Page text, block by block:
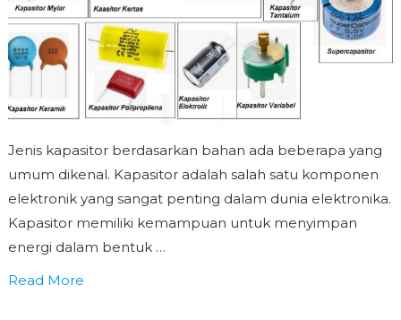
Jenis kapasitor berdasarkan bahan ada beberapa yang
umum dikenal. Kapasitor adalah salah satu komponen
elektronik yang sangat penting dalam dunia elektronika.
Kapasitor memiliki kemampuan untuk menyimpan
energi dalam bentuk …
Read More